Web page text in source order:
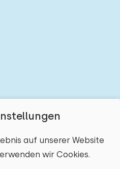
auf unserer Website
wir Cookies.
Marke)